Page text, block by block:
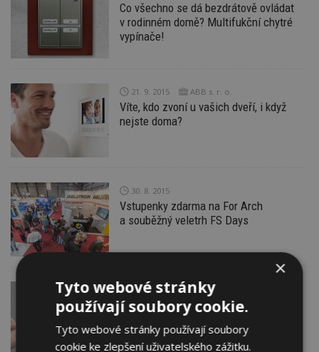
Co všechno se dá bezdrátově ovládat
v rodinném domě? Multifukční chytré
vypínače!
21. 9. 2015 ABB s. r. o.
Víte, kdo zvoní u vašich dveří, i když
nejste doma?
30. 8. 2015
Vstupenky zdarma na For Arch
a souběžný veletrh FS Days
14. 8. 2015 JABLOTRON ALARMS a.s.
Jak na dálku kontrolovat teplotu v bytě
nebo v zimní zahradě?
×
Tyto webové stránky
používají soubory cookie.
Tyto webové stránky používají soubory
cookie ke zlepšení uživatelského zážitku.